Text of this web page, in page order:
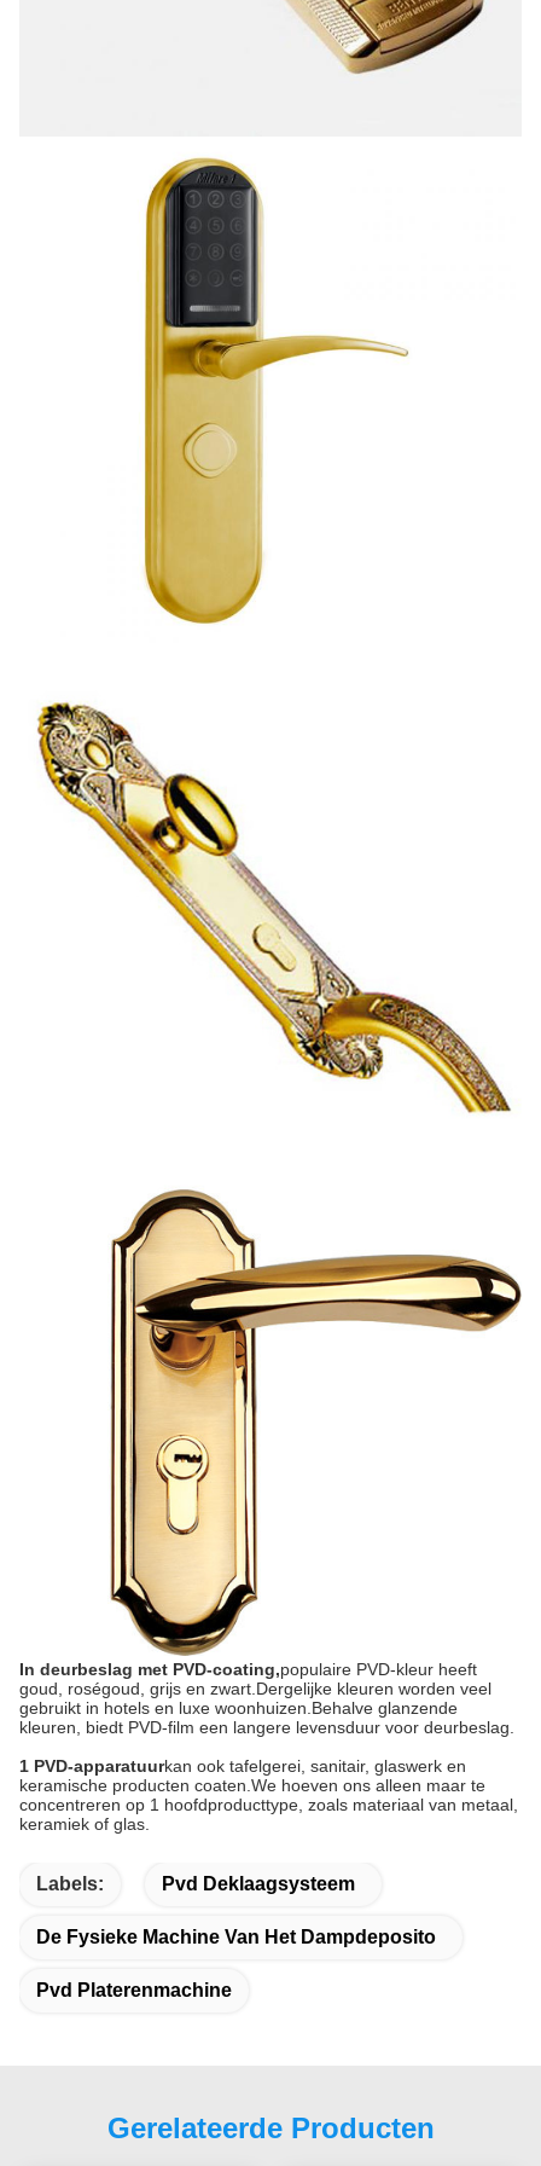
In deurbeslag met PVD-coating,populaire PVD-kleur heeft
goud, roségoud, grijs en zwart.Dergelijke kleuren worden veel
gebruikt in hotels en luxe woonhuizen.Behalve glanzende
kleuren, biedt PVD-film een ​​langere levensduur voor deurbeslag.
1 PVD-apparatuurkan ook tafelgerei, sanitair, glaswerk en
keramische producten coaten.We hoeven ons alleen maar te
concentreren op 1 hoofdproducttype, zoals materiaal van metaal,
keramiek of glas.
Labels: Pvd Deklaagsysteem
De Fysieke Machine Van Het Dampdeposito
Pvd Platerenmachine
Gerelateerde Producten